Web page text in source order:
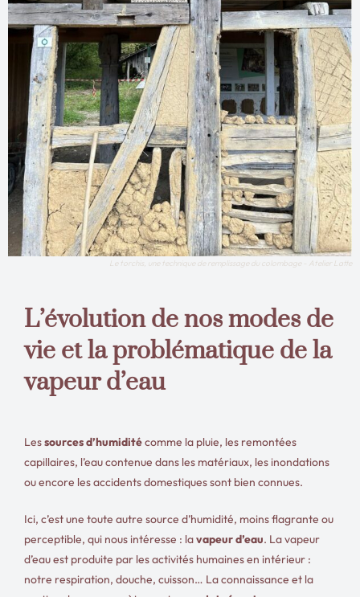
Le torchis, une technique de remplissage du colombage - Atelier Latte
L’évolution de nos modes de
vie et la problématique de la
vapeur d’eau
Lessources d’humiditécomme la pluie, les remontées
capillaires, l’eau contenue dans les matériaux, les inondations
ou encore les accidents domestiques sont bien connues.
Ici, c’est une toute autre source d’humidité, moins flagrante ou
perceptible, qui nous intéresse : lavapeur d’eau. La vapeur
d’eau est produite par les activités humaines en intérieur :
notre respiration, douche, cuisson… La connaissance et la